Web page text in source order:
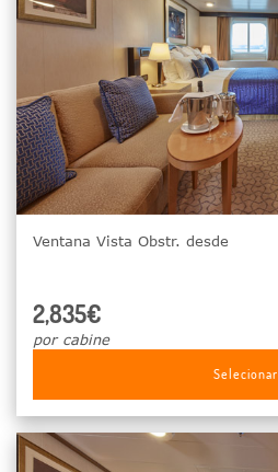
Ventana Vista Obstr. desde
2,835€
por cabine
Selecionar